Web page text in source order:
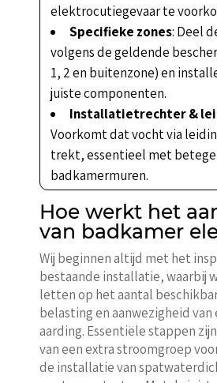
elektrocutiegevaar te
Specifieke zones: Deel
volgens de geldende
1, 2 en buitenzone) en
juiste componenten.
Installatietrechter &
Voorkomt dat vocht via
trekt, essentieel met
badkamermuren.
Hoe werkt het
van badkamer
Wij beginnen altijd met het
bestaande installatie, waarbij
letten op het aantal
belasting en aanwezigheid
aarding. Essentiële stappen
van een extra stroomgroep
de installatie van